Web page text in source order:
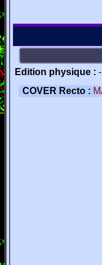
Edition physique :
COVER Recto :